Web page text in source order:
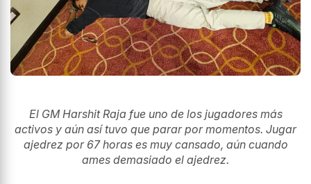
El GM Harshit Raja fue uno de los jugadores más
activos y aún así tuvo que parar por momentos. Jugar
ajedrez por 67 horas es muy cansado, aún cuando
ames demasiado el ajedrez.